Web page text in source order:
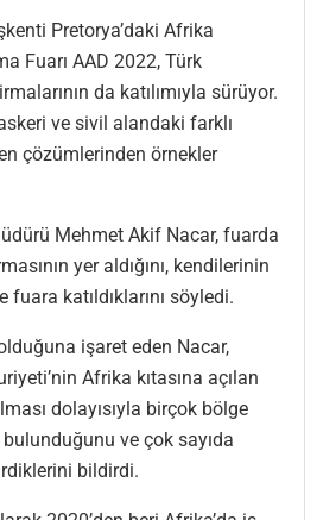
Pretorya’daki Afrika
Fuarı AAD 2022, Türk
da katılımıyla sürüyor.
ve sivil alandaki farklı
çözümlerinden örnekler
Mehmet Akif Nacar, fuarda
yer aldığını, kendilerinin
katıldıklarını söyledi.
işaret eden Nacar,
Afrika kıtasına açılan
dolayısıyla birçok bölge
ve çok sayıda
bildirdi.